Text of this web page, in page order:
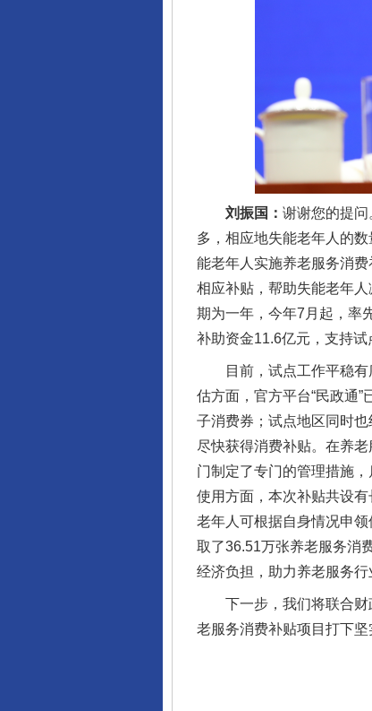
刘振国： 谢谢您的提
多，相应地失能老年人的
能老年人实施养老服务消
相应补贴，帮助失能老年
期为一年，今年7月起，率
补助资金11.6亿元，支持试
目前，试点工作平稳有
估方面，官方平台“民政通
子消费券；试点地区同时
尽快获得消费补贴。在养
门制定了专门的管理措施
使用方面，本次补贴共设
老年人可根据自身情况申
取了36.51万张养老服务消
经济负担，助力养老服务行
下一步，我们将联合财
老服务消费补贴项目打下坚
千年窑火 生生不息
揭开“小金库”的免责